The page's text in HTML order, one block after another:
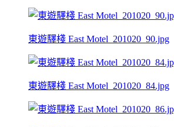
東遊驛棧 East Motel_201020_90.jpg
東遊驛棧 East Motel_201020_84.jpg